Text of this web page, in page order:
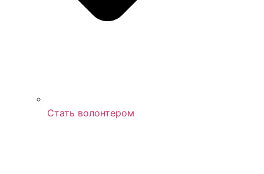
Стать волонтером